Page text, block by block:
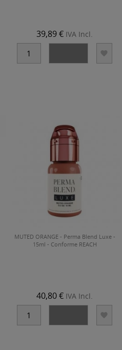
39,89 € IVA Incl.

MUTED ORANGE - Perma Blend Luxe -
15ml - Conforme REACH
40,80 € IVA Incl.
